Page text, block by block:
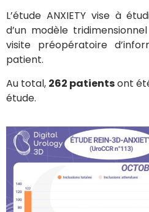
L’étude ANXIETY vise à
d’un modèle
visite préopératoire
patient.
Au total, 262 patientsont
étude.